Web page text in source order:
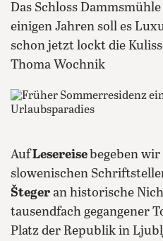
Das Schloss
einigen Jahren soll es
schon jetzt lockt die
Thoma Wochnik
AufLesereise begeben
slowenischen
Šteger an historische
tausendfach gegangener
Platz der Republik in